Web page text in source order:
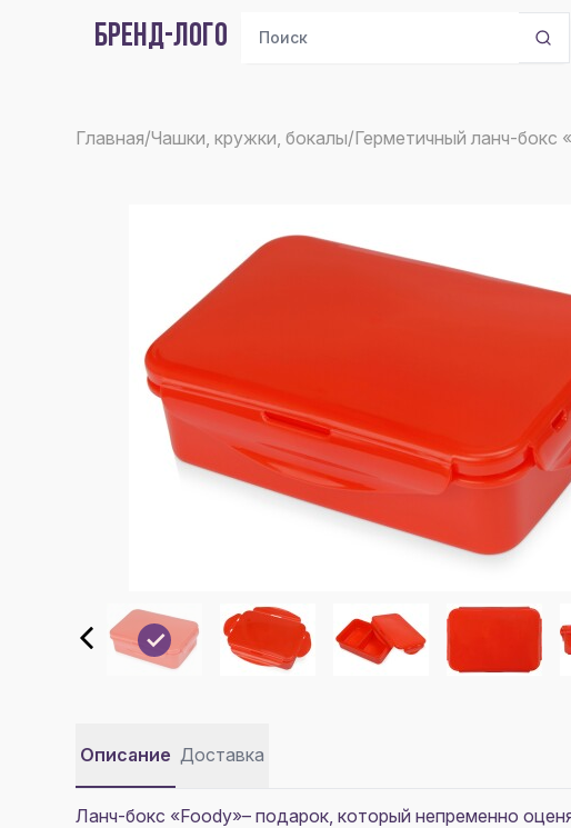
БРЕНД-ЛОГО
Главная/Чашки, кружки, бокалы/Герметичный ланч-бокс
Описание Доставка
Ланч-бокс «Foody»– подарок, который непременно